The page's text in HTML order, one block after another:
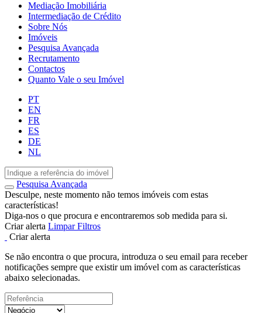
Mediação Imobiliária
Intermediação de Crédito
Sobre Nós
Imóveis
Pesquisa Avançada
Recrutamento
Contactos
Quanto Vale o seu Imóvel
PT
EN
FR
ES
DE
NL
Pesquisa Avançada
Desculpe, neste momento não temos imóveis com estas
características!
Diga-nos o que procura e encontraremos sob medida para si.
Criar alerta Limpar Filtros
Criar alerta
Se não encontra o que procura, introduza o seu email para receber
notificações sempre que existir um imóvel com as características
abaixo selecionadas.